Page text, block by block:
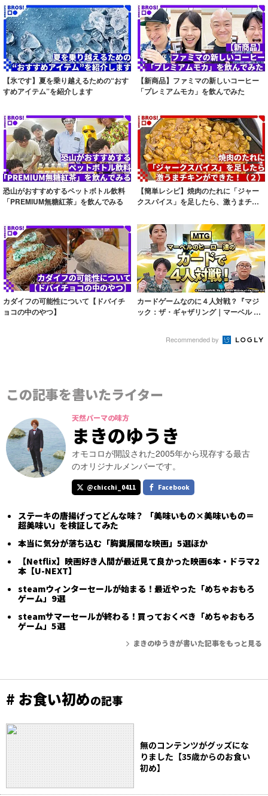
【氷です】夏を乗り越えるための“おす
すめアイテム”を紹介します
【新商品】ファミマの新しいコーヒー
「プレミアムモカ」を飲んでみた
恐山がおすすめするペットボトル飲料
「PREMIUM無糖紅茶」を飲んでみる
【簡単レシピ】焼肉のたれに「ジャー
クスパイス」を足したら、激うまチキ
カダイフの可能性について【ドバイチ
ョコの中のやつ】
カードゲームなのに４人対戦？『マジ
ック：ザ・ギャザリング｜マーベル ス
Recommended by
この記事を書いたライター
天然パーマの味方
まきのゆうき
オモコロが開設された2005年から現存する最古
のオリジナルメンバーです。
@chicchi_0411 Facebook
ステーキの唐揚げってどんな味？ 「美味いもの×美味いもの＝
超美味い」を検証してみた
本当に気分が落ち込む「胸糞展開な映画」5選ほか
【Netflix】映画好き人間が最近見て良かった映画6本・ドラマ2
本【U-NEXT】
steamウィンターセールが始まる！最近やった「めちゃおもろ
ゲーム」9選
steamサマーセールが終わる！買っておくべき「めちゃおもろ
ゲーム」5選
まきのゆうきが書いた記事をもっと見る
# お食い初めの記事
無のコンテンツがグッズにな
りました【35歳からのお食い
初め】